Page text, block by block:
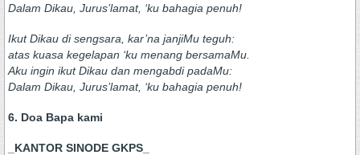
Dalam Dikau, Jurus’lamat, ‘ku bahagia penuh!
Ikut Dikau di sengsara, kar’na janjiMu teguh:
atas kuasa kegelapan ‘ku menang bersamaMu.
Aku ingin ikut Dikau dan mengabdi padaMu:
Dalam Dikau, Jurus’lamat, ‘ku bahagia penuh!
6. Doa Bapa kami
_KANTOR SINODE GKPS_